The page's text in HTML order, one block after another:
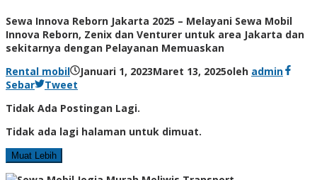
Sewa Innova Reborn Jakarta 2025 – Melayani Sewa Mobil
Innova Reborn, Zenix dan Venturer untuk area Jakarta dan
sekitarnya dengan Pelayanan Memuaskan
Rental mobil
Januari 1, 2023Maret 13, 2025oleh admin
Sebar
Tweet
Tidak Ada Postingan Lagi.
Tidak ada lagi halaman untuk dimuat.
Muat Lebih